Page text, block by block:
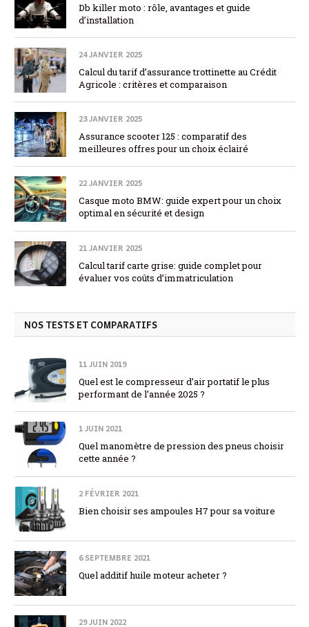
Db killer moto : rôle, avantages et guide
d’installation
24 JANVIER 2025
Calcul du tarif d’assurance trottinette au Crédit
Agricole : critères et comparaison
23 JANVIER 2025
Assurance scooter 125 : comparatif des
meilleures offres pour un choix éclairé
22 JANVIER 2025
Casque moto BMW: guide expert pour un choix
optimal en sécurité et design
21 JANVIER 2025
Calcul tarif carte grise: guide complet pour
évaluer vos coûts d’immatriculation
NOS TESTS ET COMPARATIFS
11 JUIN 2019
Quel est le compresseur d’air portatif le plus
performant de l’année 2025 ?
1 JUIN 2021
Quel manomètre de pression des pneus choisir
cette année ?
2 FÉVRIER 2021
Bien choisir ses ampoules H7 pour sa voiture
6 SEPTEMBRE 2021
Quel additif huile moteur acheter ?
29 JUIN 2022